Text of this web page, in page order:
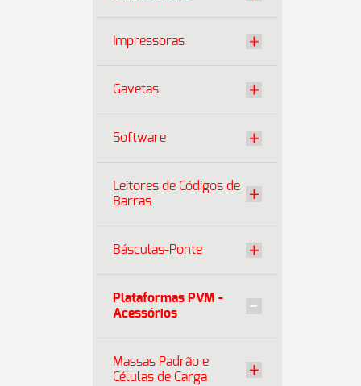
Impressoras
Gavetas
Software
Leitores de Códigos de
Barras
Básculas-Ponte
Plataformas PVM -
Acessórios
Massas Padrão e
Células de Carga